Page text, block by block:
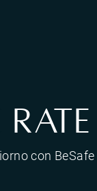
Rate
con